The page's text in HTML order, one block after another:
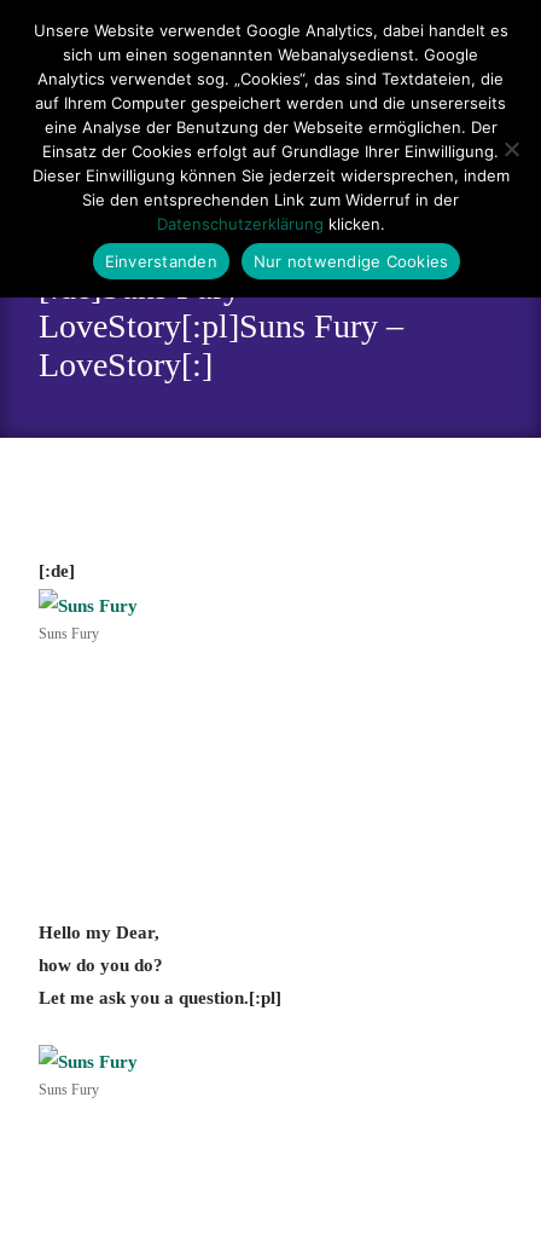
Impressum Datenschutzerklärung
Teilnahmebedingungen
Sitemap
Kontakt
[:de]Suns Fury –
LoveStory[:pl]Suns Fury –
LoveStory[:]
[:de]
Suns Fury
Hello my Dear,
how do you do?
Let me ask you a question.[:pl]
Suns Fury
Hauptmenü
Unsere Website verwendet Google Analytics, dabei handelt es
sich um einen sogenannten Webanalysedienst. Google
Analytics verwendet sog. „Cookies“, das sind Textdateien, die
auf Ihrem Computer gespeichert werden und die unsererseits
eine Analyse der Benutzung der Webseite ermöglichen. Der
Einsatz der Cookies erfolgt auf Grundlage Ihrer Einwilligung.
Dieser Einwilligung können Sie jederzeit widersprechen, indem
Sie den entsprechenden Link zum Widerruf in der
Datenschutzerklärung klicken.
Einverstanden
Nur notwendige Cookies